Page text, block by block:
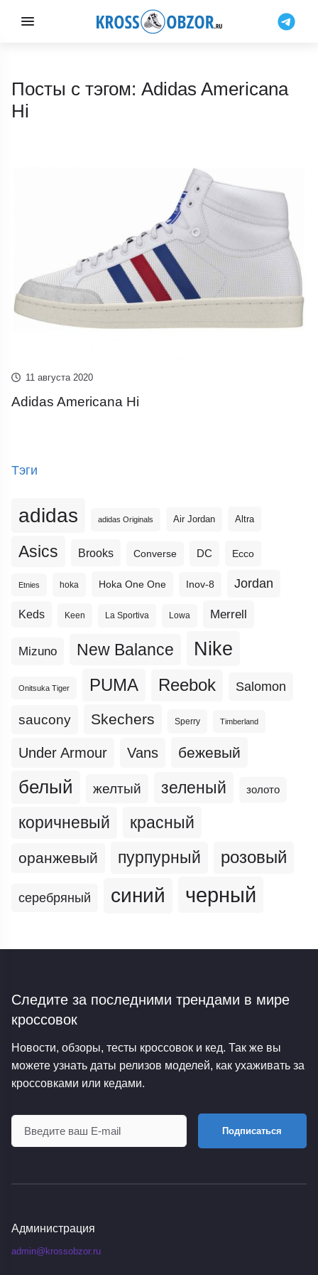
Посты с тэгом: Adidas Americana
Hi
11 августа 2020
Adidas Americana Hi
Тэги
adidas adidas Originals Air Jordan Altra
Asics Brooks Converse DC Ecco
Etnies hoka Hoka One One Inov-8 Jordan
Keds Keen La Sportiva Lowa Merrell
Mizuno New Balance Nike
Onitsuka Tiger PUMA Reebok Salomon
saucony Skechers Sperry Timberland
Under Armour Vans бежевый
белый желтый зеленый золото
коричневый красный
оранжевый пурпурный розовый
серебряный синий черный
Следите за последними трендами в мире
кроссовок
Новости, обзоры, тесты кроссовок и кед. Так же вы
можете узнать даты релизов моделей, как ухаживать за
кроссовками или кедами.
Подписаться
Администрация
admin@krossobzor.ru